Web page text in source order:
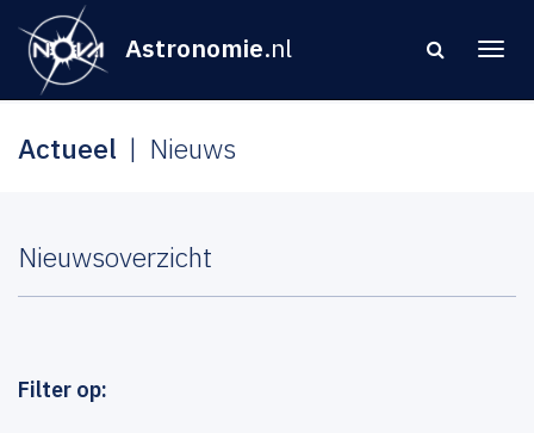
Astronomie.nl
Actueel Nieuws
Nieuwsoverzicht
Filter op: